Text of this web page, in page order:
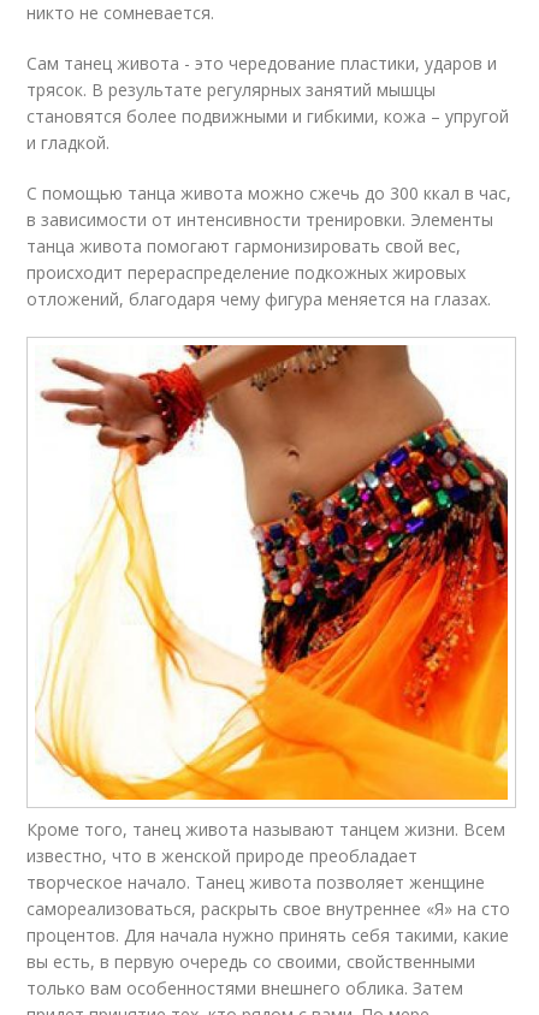
никто не сомневается.
Сам танец живота - это чередование пластики, ударов и
трясок. В результате регулярных занятий мышцы
становятся более подвижными и гибкими, кожа – упругой
и гладкой.
С помощью танца живота можно сжечь до 300 ккал в час,
в зависимости от интенсивности тренировки. Элементы
танца живота помогают гармонизировать свой вес,
происходит перераспределение подкожных жировых
отложений, благодаря чему фигура меняется на глазах.
Кроме того, танец живота называют танцем жизни. Всем
известно, что в женской природе преобладает
творческое начало. Танец живота позволяет женщине
самореализоваться, раскрыть свое внутреннее «Я» на сто
процентов. Для начала нужно принять себя такими, какие
вы есть, в первую очередь со своими, свойственными
только вам особенностями внешнего облика. Затем